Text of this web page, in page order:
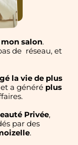
mon salon.
de réseau, et
la vie de plus
a généré plus
Privée,
par des
.